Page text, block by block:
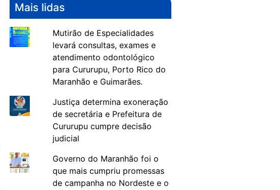
Mais lidas
Mutirão de Especialidades
levará consultas, exames e
atendimento odontológico
para Cururupu, Porto Rico do
Maranhão e Guimarães.
Justiça determina exoneração
de secretária e Prefeitura de
Cururupu cumpre decisão
judicial
Governo do Maranhão foi o
que mais cumpriu promessas
de campanha no Nordeste e o